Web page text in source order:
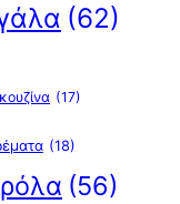
(62)
(17)
(18)
(56)